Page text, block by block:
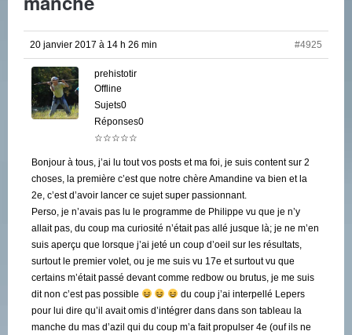
20 janvier 2017 à 14 h 26 min #4925
prehistotir
Offline
Sujets0
Réponses0
☆☆☆☆☆
Bonjour à tous, j’ai lu tout vos posts et ma foi, je suis content sur 2
choses, la première c’est que notre chère Amandine va bien et la
2e, c’est d’avoir lancer ce sujet super passionnant.
Perso, je n’avais pas lu le programme de Philippe vu que je n’y
allait pas, du coup ma curiosité n’était pas allé jusque là; je ne m’en
suis aperçu que lorsque j’ai jeté un coup d’oeil sur les résultats,
surtout le premier volet, ou je me suis vu 17e et surtout vu que
certains m’était passé devant comme redbow ou brutus, je me suis
dit non c’est pas possible
du coup j’ai interpellé Lepers
pour lui dire qu’il avait omis d’intégrer dans dans son tableau la
manche du mas d’azil qui du coup m’a fait propulser 4e (ouf ils ne